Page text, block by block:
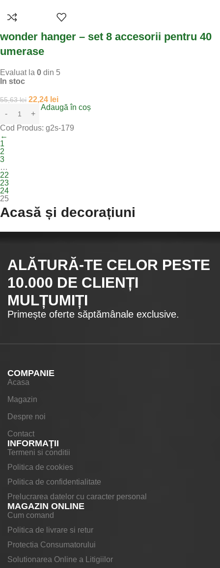
wonder hanger – set 8 accesorii pentru 40
umerase
Evaluat la 0 din 5
In stoc
55,63lei 22,24 lei
Adaugă în coș
Cod Produs: g2s-179
←
1
2
3
…
22
23
24
25
Acasă și decorațiuni
ALĂTURĂ-TE CELOR PESTE
10.000 DE CLIENȚI
MULȚUMIȚI
Primește oferte săptămânale exclusive.
COMPANIE
Acasa
Magazin
Despre noi
Contact
INFORMAŢII
Termeni si conditii
Politica de cookies
Politica de confidentialitate
Prelucrarea datelor cu caracter personal
MAGAZIN ONLINE
Cum comand
Politica de livrare si retur
Protectia Consumatorului
Solutionarea Online a Litigiilor